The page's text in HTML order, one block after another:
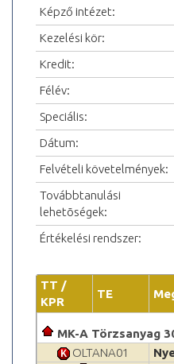
Képző intézet:
Kezelési kör:
Kredit:
Félév:
Speciális:
Dátum:
Felvételi követelmények:
Továbbtanulási
lehetõségek:
Értékelési rendszer:
TT /
KPR
TE
MK-A Törzsanyag
OLTANA01